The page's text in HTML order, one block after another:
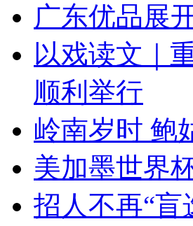
广东优品展
以戏读文｜
顺利举行
岭南岁时 鲍
美加墨世界
招人不再“